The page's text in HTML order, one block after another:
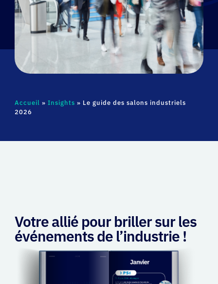
Accueil » Insights » Le guide des salons industriels
2026
Votre allié pour briller sur les
événements de l’industrie !